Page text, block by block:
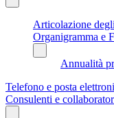
Articolazione
Organigramma e
Annualità
Telefono e posta
Consulenti e